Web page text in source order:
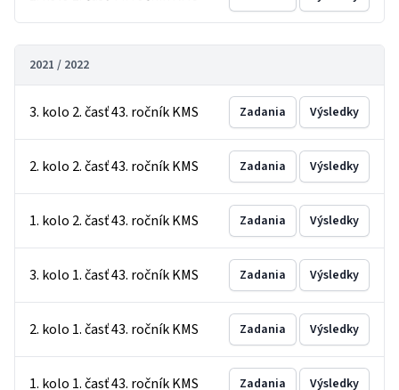
2021 / 2022
3. kolo 2. časť 43. ročník KMS Zadania Výsledky
2. kolo 2. časť 43. ročník KMS Zadania Výsledky
1. kolo 2. časť 43. ročník KMS Zadania Výsledky
3. kolo 1. časť 43. ročník KMS Zadania Výsledky
2. kolo 1. časť 43. ročník KMS Zadania Výsledky
1. kolo 1. časť 43. ročník KMS Zadania Výsledky